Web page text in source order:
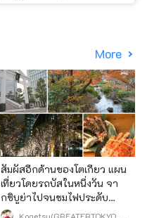
More
สัมผัสอีกด้านของโตเกียว แผน
เที่ยวโดยรถบัสในหนึ่งวัน จา
กชิบูย่าไปจนชมไฟประดับ
สถานีโตเกียว